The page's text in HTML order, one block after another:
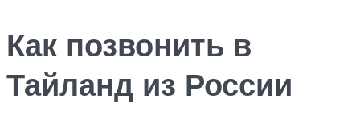
Как позвонить в
Тайланд из России